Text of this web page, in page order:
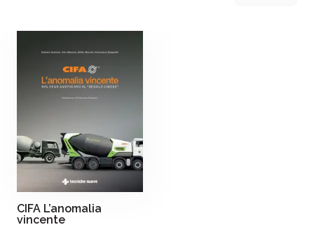
CIFA L’anomalia
vincente